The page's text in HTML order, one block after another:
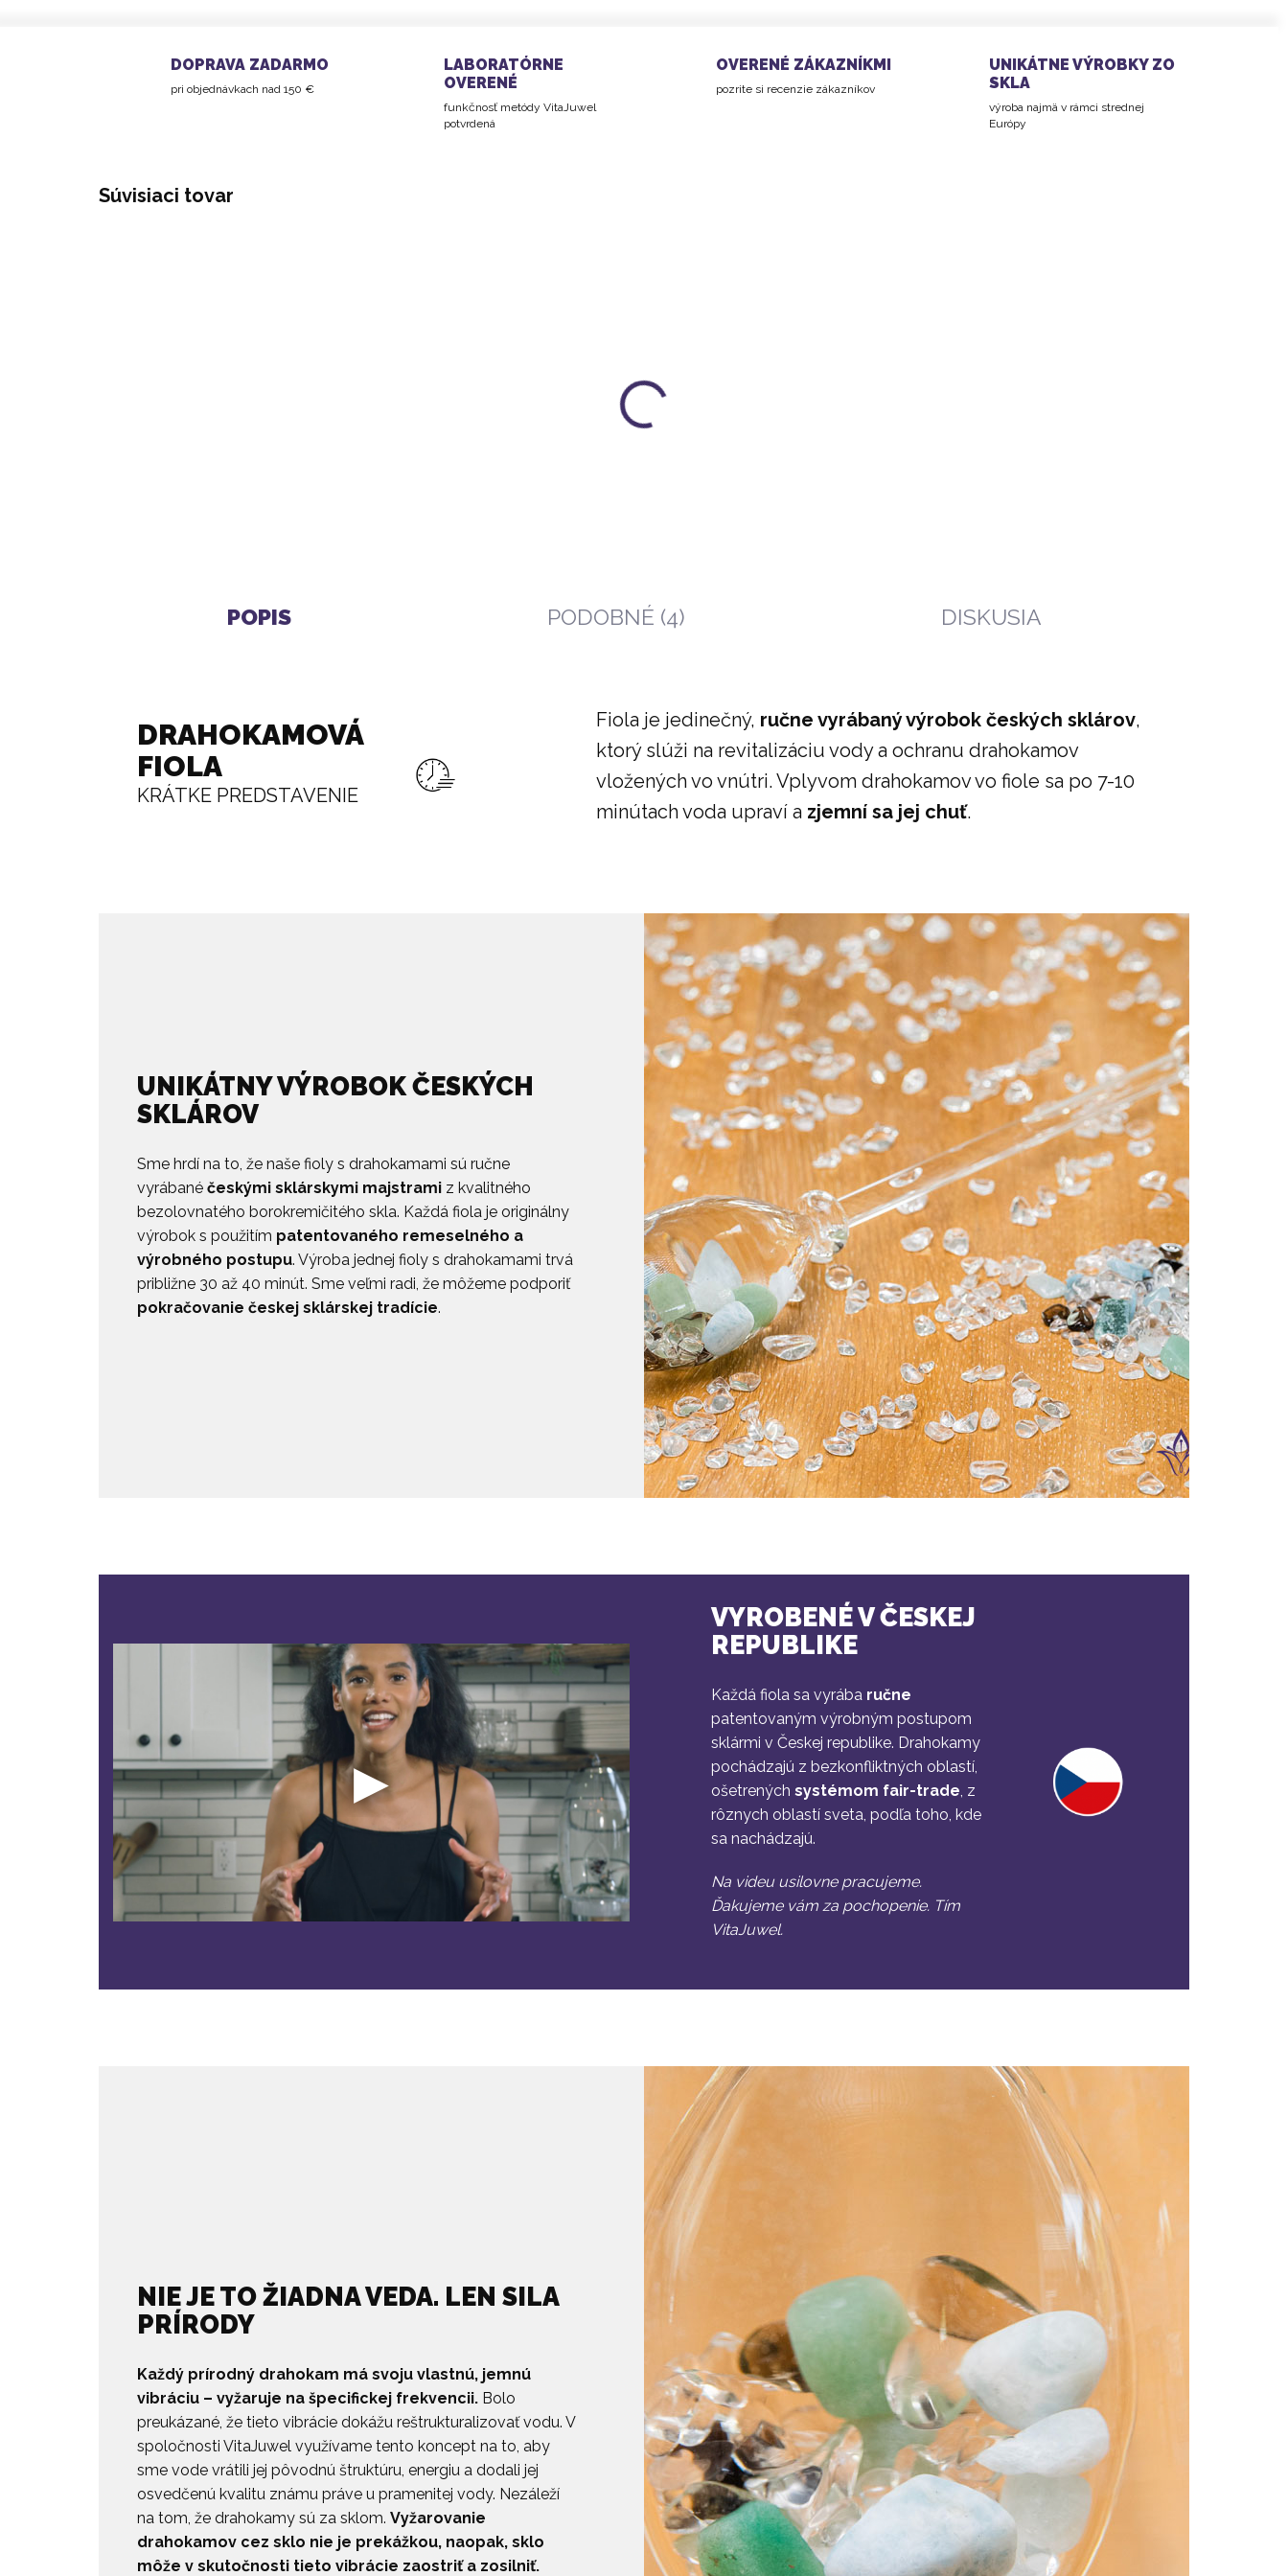
DOPRAVA ZADARMO
pri objednávkach nad 150 €
LABORATÓRNE
OVERENÉ
funkčnosť metódy VitaJuwel
potvrdená
OVERENÉ ZÁKAZNÍKMI
pozrite si recenzie zákazníkov
UNIKÁTNE VÝROBKY ZO
SKLA
výroba najmä v rámci strednej
Európy
Súvisiaci tovar
POPIS PODOBNÉ (4) DISKUSIA
DRAHOKAMOVÁ
FIOLA
KRÁTKE PREDSTAVENIE
Fiola je jedinečný, ručne vyrábaný výrobok českých sklárov,
ktorý slúži na revitalizáciu vody a ochranu drahokamov
vložených vo vnútri. Vplyvom drahokamov vo fiole sa po 7-10
minútach voda upraví a zjemní sa jej chuť.
UNIKÁTNY VÝROBOK ČESKÝCH
SKLÁROV
Sme hrdí na to, že naše fioly s drahokamami sú ručne
vyrábané českými sklárskymi majstrami z kvalitného
bezolovnatého borokremičitého skla. Každá fiola je originálny
výrobok s použitím patentovaného remeselného a
výrobného postupu. Výroba jednej fioly s drahokamami trvá
približne 30 až 40 minút. Sme veľmi radi, že môžeme podporiť
pokračovanie českej sklárskej tradície.
VYROBENÉ V ČESKEJ
REPUBLIKE
Každá fiola sa vyrába ručne
patentovaným výrobným postupom
sklármi v Českej republike. Drahokamy
pochádzajú z bezkonfliktných oblastí,
ošetrených systémom fair-trade, z
rôznych oblastí sveta, podľa toho, kde
sa nachádzajú.
Na videu usilovne pracujeme.
Ďakujeme vám za pochopenie. Tím
VitaJuwel.
NIE JE TO ŽIADNA VEDA. LEN SILA
PRÍRODY
Každý prírodný drahokam má svoju vlastnú, jemnú
vibráciu – vyžaruje na špecifickej frekvencii. Bolo
preukázané, že tieto vibrácie dokážu reštrukturalizovať vodu. V
spoločnosti VitaJuwel využívame tento koncept na to, aby
sme vode vrátili jej pôvodnú štruktúru, energiu a dodali jej
osvedčenú kvalitu známu práve u pramenitej vody. Nezáleží
na tom, že drahokamy sú za sklom. Vyžarovanie
drahokamov cez sklo nie je prekážkou, naopak, sklo
môže v skutočnosti tieto vibrácie zaostriť a zosilniť.